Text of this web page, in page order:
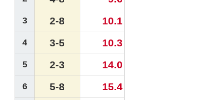
3 2-8 10.1
4 3-5 10.3
5 2-3 14.0
6 5-8 15.4